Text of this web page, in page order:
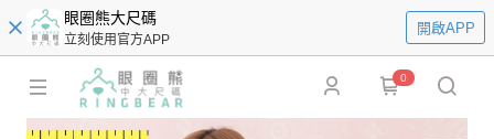
眼圈熊大尺碼
立刻使用官方APP
開啟APP
0